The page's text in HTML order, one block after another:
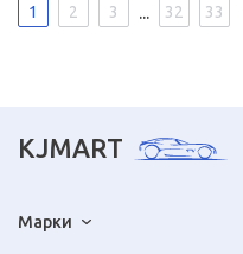
1 2 3 ... 32 33
KJMART
Марки